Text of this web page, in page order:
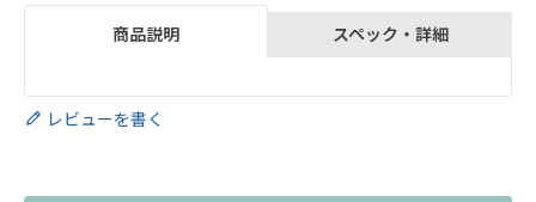
商品説明 スペック・詳細
レビューを書く